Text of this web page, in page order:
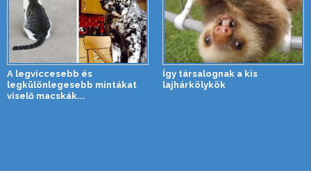
A legviccesebb és
legkülönlegesebb mintákat
viselő macskák...
Így társalognak a kis
lajhárkölykök